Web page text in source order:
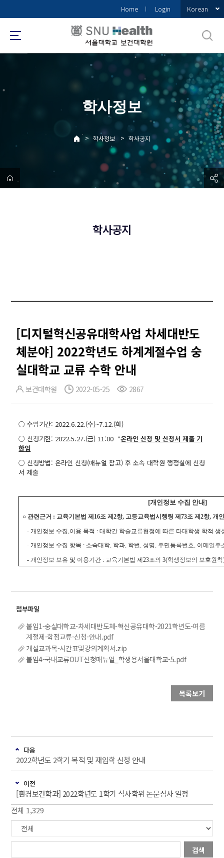
로
메
Home Login Korean
학사정보
> 학사정보 > 학사공지
학사공지
[디지털혁신공유대학사업 차세대반도
체분야] 2022학년도 하계계절수업 숭
실대학교 교류 수학 안내
보건대학원 2022-05-25 2867
○ 수업기간: 2022.6.22.(수)~7.12.(화)
○ 신청기한: 2022.5.27.(금) 11:00 *온라인 신청 및 신청서 제출 기
한임
○ 신청방법: 온라인 신청(매뉴얼 참고) 후 소속 대학원 행정실에 신청
서 제출
[개인정보 수집 안내]
○ 관련근거 : 교육기본법 제16조 제2항, 고등교육법시행령 제73조 제2항, 개
- 개인정보 수집,이용 목적 : 대학간 학술교류협정에 따른 타대학생 학적 생
- 개인정보 수집 항목 : 소속대학, 학과, 학번, 성명, 주민등록번호, 이메일주
- 개인정보 보유 및 이용기간 : 교육기본법 제23조의 3(학생정보의 보호원
붙임1-숭실대학교-차세대반도체-혁신공유대학-2021학년도-여름
계절제-학점교류-신청-안내.pdf
개설교과목-시간표및강의계획서.zip
붙임4-국내교류OUT신청매뉴얼_학생용서울대학교-5.pdf
목록보기
다음
2022학년도 2학기 복적 및 재입학 신청 안내
이전
[환경보건학과] 2022학년도 1학기 석사학위 논문심사 일정
전체 1,329
검색